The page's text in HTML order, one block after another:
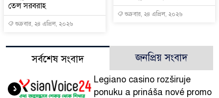
তেল সরবরাহ
শুক্রবার, ২৪ এপ্রিল, ২০২৬
শুক্রবার, ২৪ এপ্রিল, ২০২৬
সর্বশেষ সংবাদ জনপ্রিয় সংবাদ
Legiano casino rozširuje
ponuku a prináša nové promo
১